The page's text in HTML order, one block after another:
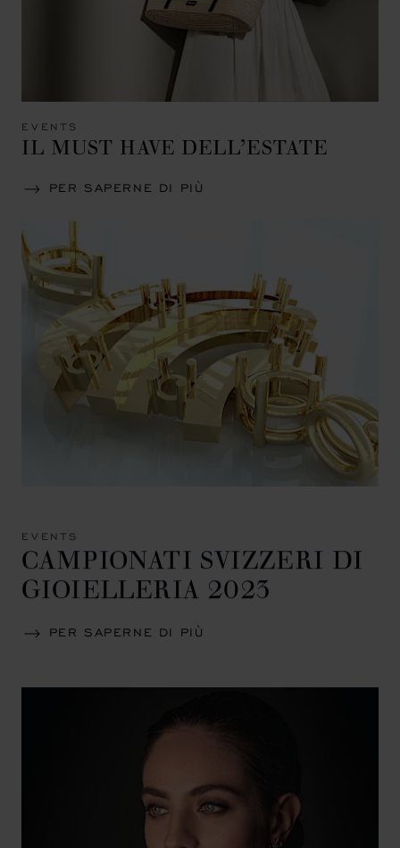
EVENTS
IL MUST HAVE DELL’ESTATE
PER SAPERNE DI PIÙ
EVENTS
CAMPIONATI SVIZZERI DI
GIOIELLERIA 2023
PER SAPERNE DI PIÙ